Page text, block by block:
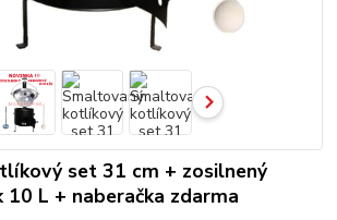
set 31 cm + zosilnený
L + naberačka zdarma